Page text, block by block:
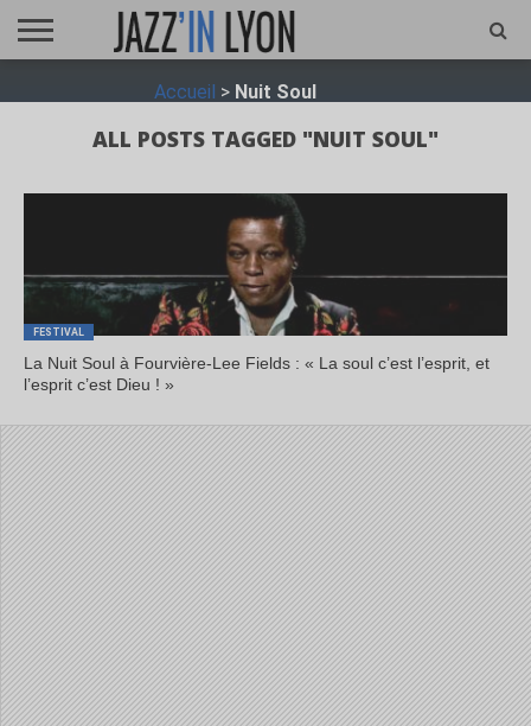
FESTIVAL
VIDÉO
JAZZFOCUS
JAZZAGENDA
JAZZSHOP
ENTRETIEN
OPUS Accueil > Nuit Soul
ALL POSTS TAGGED "NUIT SOUL"
FESTIVAL
La Nuit Soul à Fourvière-Lee Fields : « La soul c’est l’esprit, et
l’esprit c’est Dieu ! »